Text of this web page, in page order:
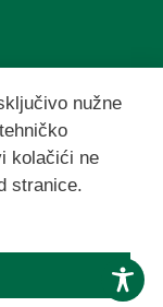
nužne
kolačići ne
stranice.